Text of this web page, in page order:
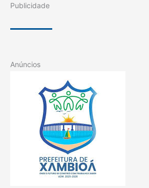
Publicidade
Anúncios